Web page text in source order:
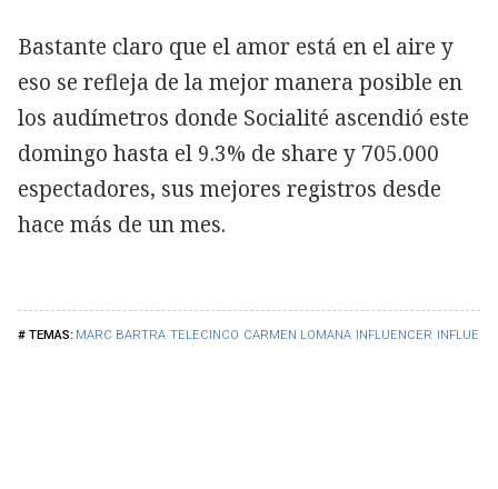
MARC BARTRA TELECINCO CARMEN LOMANA INFLUENCER
Bastante claro que el amor está en el aire y
eso se refleja de la mejor manera posible en
los audímetros donde Socialité ascendió este
domingo hasta el 9.3% de share y 705.000
espectadores, sus mejores registros desde
hace más de un mes.